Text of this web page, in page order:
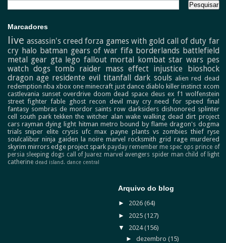
Marcadores
live assassin's creed forza games with gold call of duty far
cry halo batman gears of war fifa borderlands battlefield
metal gear gta lego fallout mortal kombat star wars pes
watch dogs tomb raider mass effect injustice
bioshock
dragon age residente evil titanfall dark souls alien red dead
redemption nba xbox one minecraft just dance diablo killer instinct xcom
castlevania sunset overdrive doom dead space deus ex f1 wolfenstein
street fighter fable ghost recon devil may cry need for speed final
fantasy sombras de mordor saints row darksiders dishonored splinter
cell
south park tekken the witcher alan wake walking dead dirt project
cars rayman dying light hitman metro bound by flame dragon's dogma
trials sniper elite crysis ufc max payne plants vs zombies thief ryse
soulcalibur ninja gaiden la noire marvel rocksmith grid rage murdered
skyrim mirrors edge project spark payday remember me spec ops prince of
persia sleeping dogs call of Juarez marvel avengers spider man child of light
catherine dead island. dance central
Arquivo do blog
► 2026 (64)
► 2025 (127)
▼ 2024(156)
►dezembro(15)